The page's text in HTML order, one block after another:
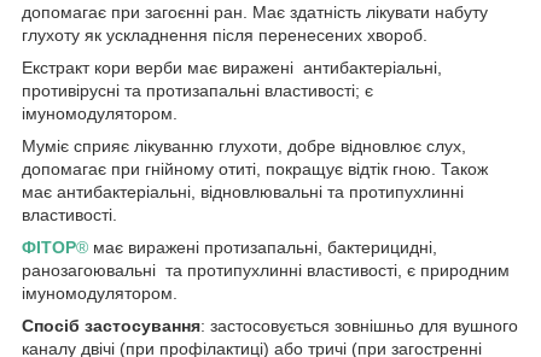
допомагає при загоєнні ран. Має здатність лікувати набуту
глухоту як ускладнення після перенесених хвороб.
Екстракт кори верби має виражені антибактеріальні,
противірусні та протизапальні властивості; є
імуномодулятором.
Муміє сприяє лікуванню глухоти, добре відновлює слух,
допомагає при гнійному отиті, покращує відтік гною. Також
має антибактеріальні, відновлювальні та протипухлинні
властивості.
ФІТОР® має виражені протизапальні, бактерицидні,
ранозагоювальні та протипухлинні властивості, є природним
імуномодулятором.
Спосіб застосування: застосовується зовнішньо для вушного
каналу двічі (при профілактиці) або тричі (при загостренні